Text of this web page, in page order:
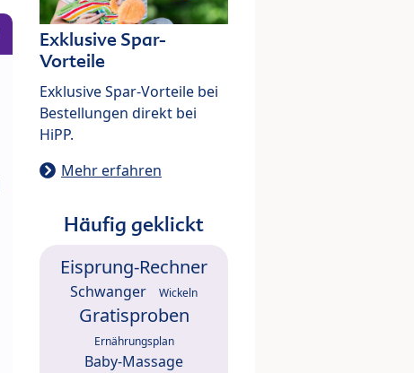
Exklusive Spar-
Vorteile
Exklusive Spar-Vorteile bei
Bestellungen direkt bei
HiPP.
Mehr erfahren
Häufig geklickt
Eisprung-Rechner
Schwanger Wickeln
Gratisproben
Ernährungsplan
Baby-Massage